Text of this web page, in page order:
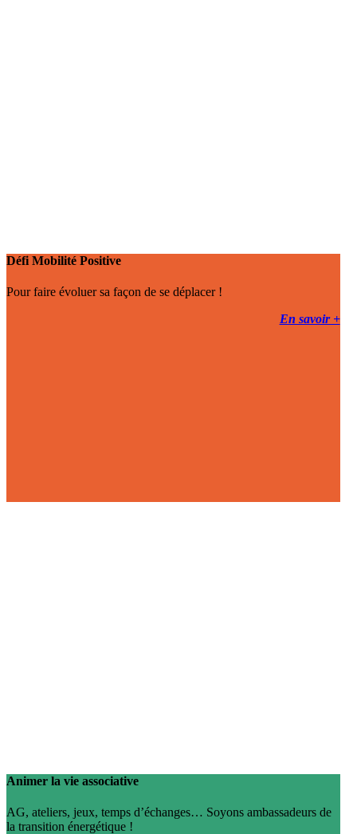
Défi Mobilité Positive
Pour faire évoluer sa façon de se déplacer !
En savoir +
Animer la vie associative
AG, ateliers, jeux, temps d’échanges… Soyons ambassadeurs de
la transition énergétique !